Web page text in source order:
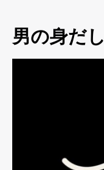
男の身だ